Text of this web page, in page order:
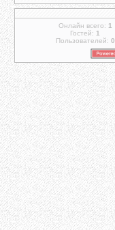
Онлайн всего: 1
Гостей: 1
Пользователей: 0